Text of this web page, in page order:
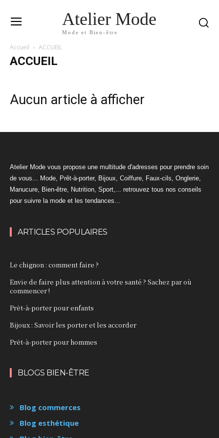
Atelier Mode
Mode et Bien-être
Accueil ACCUEIL
ACCUEIL
Aucun article à afficher
Atelier Mode vous propose une multitude d'adresses pour prendre soin
de vous... Mode, Prêt-à-porter, Bijoux, Coiffure, Faux-cils, Onglerie,
Manucure, Bien-être, Nutrition, Sport,... retrouvez tous nos conseils
pour suivre la mode et les tendances...
ARTICLES POPULAIRES
Le chignon : comment faire ?
Envie de faire plus attention à votre santé ? Sachez par où
commencer !
Prêt-à-porter pour enfants
Bijoux : Savoir les porter et les accorder
Prêt-à-porter pour hommes
BLOGS BIEN-ÊTRE
Blog commerces
Blog esthétique